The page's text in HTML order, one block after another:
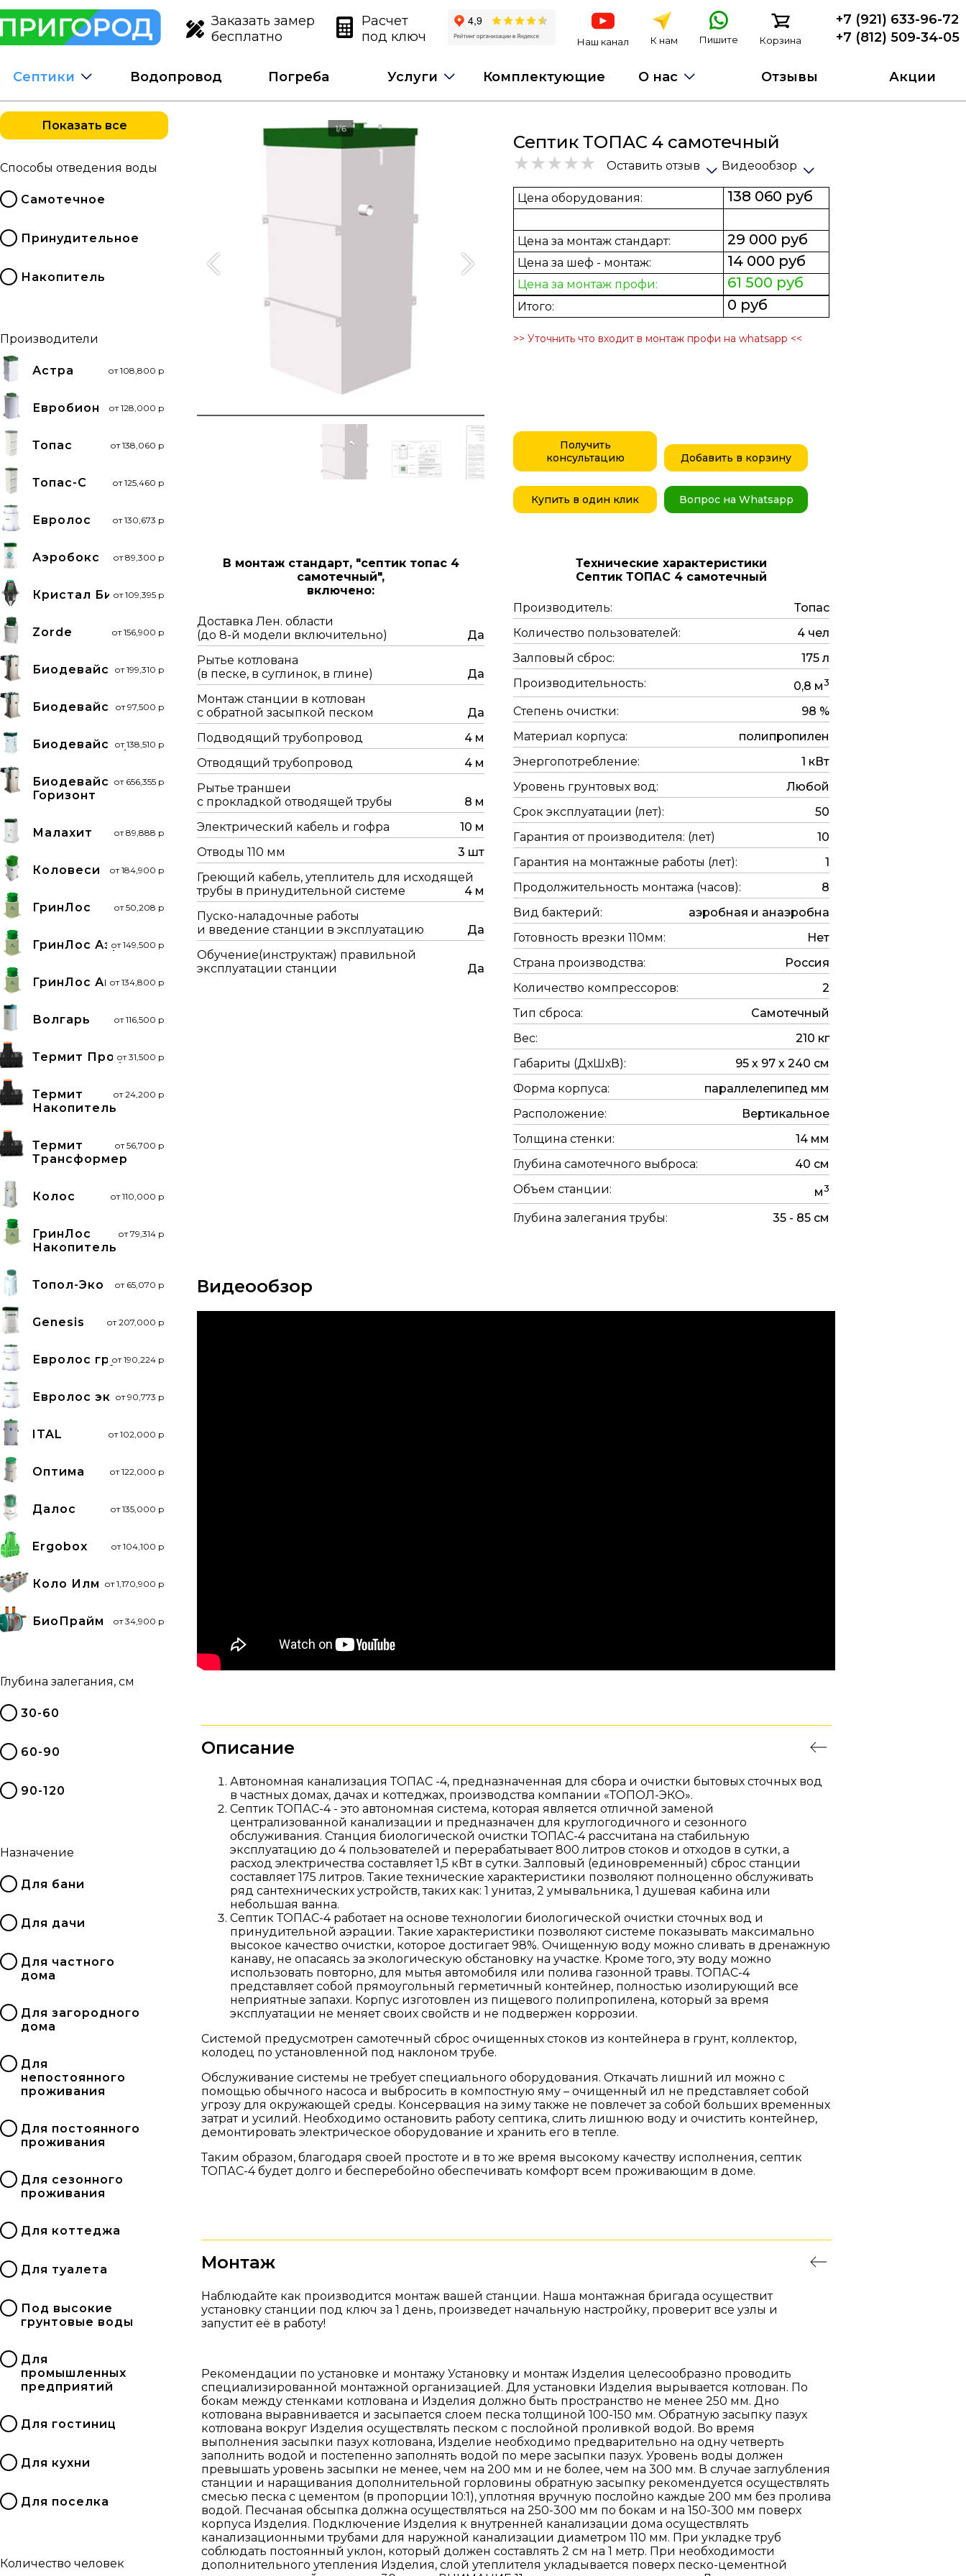
Заказать замер
бесплатно
Расчет
под ключ
Наш канал К нам Пишите Корзина
+7 (921) 633-96-72
+7 (812) 509-34-05
Септики Водопровод Погреба Услуги Комплектующие О нас Отзывы Акции
1/6
Септик ТОПАС 4 самотечный
Оставить отзыв Видеообзор
Цена оборудования: 138 060 руб
Цена за монтаж стандарт: 29 000 руб
Цена за шеф - монтаж: 14 000 руб
Цена за монтаж профи: 61 500 руб
Итого: 0 руб
>> Уточнить что входит в монтаж профи на whatsapp <<
Получить
консультацию
Добавить в корзину
Купить в один клик Вопрос на Whatsapp
В монтаж стандарт, "септик топас 4
самотечный",
включено:
Доставка Лен. области
(до 8-й модели включительно)
Да
Рытье котлована
(в песке, в суглинок, в глине)
Да
Монтаж станции в котлован
с обратной засыпкой песком
Да
Подводящий трубопровод
4 м
Отводящий трубопровод
4 м
Рытье траншеи
с прокладкой отводящей трубы
8 м
Электрический кабель и гофра
10 м
Отводы 110 мм
3 шт
Греющий кабель, утеплитель для исходящей
трубы в принудительной системе
4 м
Пуско-наладочные работы
и введение станции в эксплуатацию
Да
Обучение(инструктаж) правильной
эксплуатации станции
Да
Технические характеристики
Септик ТОПАС 4 самотечный
Производитель:
Топас
Количество пользователей:
4 чел
Залповый сброс:
175 л
Производительность:
0,8 м3
Степень очистки:
98 %
Материал корпуса:
полипропилен
Энергопотребление:
1 кВт
Уровень грунтовых вод:
Любой
Срок эксплуатации (лет):
50
Гарантия от производителя: (лет)
10
Гарантия на монтажные работы (лет):
1
Продолжительность монтажа (часов):
8
Вид бактерий:
аэробная и анаэробна
Готовность врезки 110мм:
Нет
Страна производства:
Россия
Количество компрессоров:
2
Тип сброса:
Самотечный
Вес:
210 кг
Габариты (ДхШхВ):
95 х 97 х 240 см
Форма корпуса:
параллелепипед мм
Расположение:
Вертикальное
Толщина стенки:
14 мм
Глубина самотечного выброса:
40 см
Объем станции:
м3
Глубина залегания трубы: 35 - 85 см
Видеообзор
Описание
Автономная канализация ТОПАС -4, предназначенная для сбора и очистки бытовых сточных вод
в частных домах, дачах и коттеджах, производства компании «ТОПОЛ-ЭКО».
Септик ТОПАС-4 - это автономная система, которая является отличной заменой
централизованной канализации и предназначен для круглогодичного и сезонного
обслуживания. Станция биологической очистки ТОПАС-4 рассчитана на стабильную
эксплуатацию до 4 пользователей и перерабатывает 800 литров стоков и отходов в сутки, а
расход электричества составляет 1,5 кВт в сутки. Залповый (единовременный) сброс станции
составляет 175 литров. Такие технические характеристики позволяют полноценно обслуживать
ряд сантехнических устройств, таких как: 1 унитаз, 2 умывальника, 1 душевая кабина или
небольшая ванна.
Септик ТОПАС-4 работает на основе технологии биологической очистки сточных вод и
принудительной аэрации. Такие характеристики позволяют системе показывать максимально
высокое качество очистки, которое достигает 98%. Очищенную воду можно сливать в дренажную
канаву, не опасаясь за экологическую обстановку на участке. Кроме того, эту воду можно
использовать повторно, для мытья автомобиля или полива газонной травы. ТОПАС-4
представляет собой прямоугольный герметичный контейнер, полностью изолирующий все
неприятные запахи. Корпус изготовлен из пищевого полипропилена, который за время
эксплуатации не меняет своих свойств и не подвержен коррозии.
Системой предусмотрен самотечный сброс очищенных стоков из контейнера в грунт, коллектор,
колодец по установленной под наклоном трубе.
Обслуживание системы не требует специального оборудования. Откачать лишний ил можно с
помощью обычного насоса и выбросить в компостную яму – очищенный ил не представляет собой
угрозу для окружающей среды. Консервация на зиму также не повлечет за собой больших временных
затрат и усилий. Необходимо остановить работу септика, слить лишнюю воду и очистить контейнер,
демонтировать электрическое оборудование и хранить его в тепле.
Таким образом, благодаря своей простоте и в то же время высокому качеству исполнения, септик
ТОПАС-4 будет долго и бесперебойно обеспечивать комфорт всем проживающим в доме.
Монтаж
Наблюдайте как производится монтаж вашей станции. Наша монтажная бригада осуществит
установку станции под ключ за 1 день, произведет начальную настройку, проверит все узлы и
запустит её в работу!
Рекомендации по установке и монтажу Установку и монтаж Изделия целесообразно проводить
специализированной монтажной организацией. Для установки Изделия вырывается котлован. По
бокам между стенками котлована и Изделия должно быть пространство не менее 250 мм. Дно
котлована выравнивается и засыпается слоем песка толщиной 100-150 мм. Обратную засыпку пазух
котлована вокруг Изделия осуществлять песком с послойной проливкой водой. Во время
выполнения засыпки пазух котлована, Изделие необходимо предварительно на одну четверть
заполнить водой и постепенно заполнять водой по мере засыпки пазух. Уровень воды должен
превышать уровень засыпки не менее, чем на 200 мм и не более, чем на 300 мм. В случае заглубления
станции и наращивания дополнительной горловины обратную засыпку рекомендуется осуществлять
смесью песка с цементом (в пропорции 10:1), уплотняя вручную послойно каждые 200 мм без пролива
водой. Песчаная обсыпка должна осуществляться на 250-300 мм по бокам и на 150-300 мм поверх
корпуса Изделия. Подключение Изделия к внутренней канализации дома осуществлять
канализационными трубами для наружной канализации диаметром 110 мм. При укладке труб
соблюдать постоянный уклон, который должен составлять 2 см на 1 метр. При необходимости
дополнительного утепления Изделия, слой утеплителя укладывается поверх песко-цементной
Показать все
Способы отведения воды
Самотечное
Принудительное
Накопитель
Производители
Астра от 108,800 р
Евробион от 128,000 р
Топас от 138,060 р
Топас-C от 125,460 р
Евролос от 130,673 р
Аэробокс от 89,300 р
Кристал Биоот 109,395 р
Zorde от 156,900 р
Биодевайс Гост
от 199,310 р
Биодевайс Экоот 97,500 р
Биодевайс Проот 138,510 р
Биодевайс
Горизонт
от 656,355 р
Малахит от 89,888 р
Коловеси от 184,900 р
ГринЛос от 50,208 р
ГринЛос Аэроот 149,500 р
ГринЛос Акваот 134,800 р
Волгарь от 116,500 р
Термит Профиот 31,500 р
Термит
Накопитель
от 24,200 р
Термит
Трансформер
от 56,700 р
Колос от 110,000 р
ГринЛос
Накопитель
от 79,314 р
Топол-Эко от 65,070 р
Genesis от 207,000 р
Евролос грунтот 190,224 р
Евролос экоот 90,773 р
ITAL от 102,000 р
Оптима от 122,000 р
Далос от 135,000 р
Ergobox от 104,100 р
Коло Илмаот 1,170,900 р
БиоПрайм от 34,900 р
Глубина залегания, см
30-60
60-90
90-120
Назначение
Для бани
Для дачи
Для частного
дома
Для загородного
дома
Для
непостоянного
проживания
Для постоянного
проживания
Для сезонного
проживания
Для коттеджа
Для туалета
Под высокие
грунтовые воды
Для
промышленных
предприятий
Для гостиниц
Для кухни
Для поселка
Количество человек